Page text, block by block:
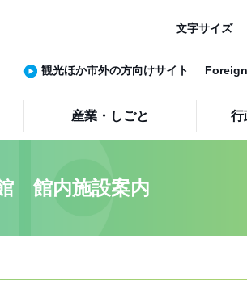
産業・しごと 行
文字サイズ
観光ほか市外の方向けサイト
館内施設案内